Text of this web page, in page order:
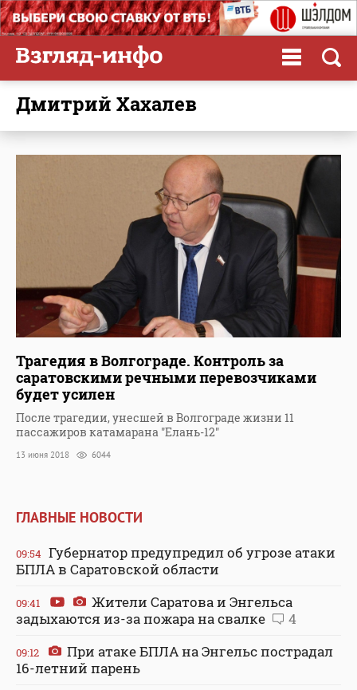
Дмитрий Хахалев
Трагедия в Волгограде. Контроль за
саратовскими речными перевозчиками
будет усилен
После трагедии, унесшей в Волгограде жизни 11
пассажиров катамарана "Елань-12"
13 июня 2018 6044
ГЛАВНЫЕ НОВОСТИ
09:54 Губернатор предупредил об угрозе атаки
БПЛА в Саратовской области
09:41
Жители Саратова и Энгельса
задыхаются из-за пожара на свалке
4
09:12
При атаке БПЛА на Энгельс пострадал
16-летний парень